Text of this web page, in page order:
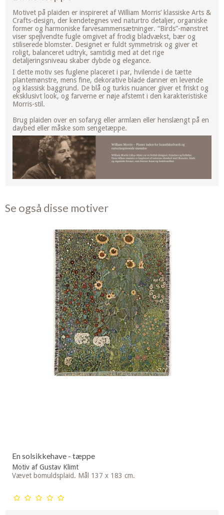
Motivet på plaiden er inspireret af William Morris’ klassiske Arts &
Crafts-design, der kendetegnes ved naturtro detaljer, organiske
former og harmoniske farvesammensætninger. “Birds”-mønstret
viser spejlvendte fugle omgivet af frodig bladvækst, bær og
stiliserede blomster. Designet er fuldt symmetrisk og giver et
roligt, balanceret udtryk, samtidig med at det rige
detaljeringsniveau skaber dybde og elegance.
I dette motiv ses fuglene placeret i par, hvilende i de tætte
plantemønstre, mens fine, dekorative blade danner en levende
og klassisk baggrund. De blå og turkis nuancer giver et friskt og
eksklusivt look, og farverne er nøje afstemt i den karakteristiske
Morris-stil.
Brug plaiden over en sofaryg eller armlæn eller henslængt på en
daybed eller måske som sengetæppe.
Se også disse motiver
En solsikkehave - tæppe
Motiv af Gustav Klimt
Vævet bomuldsplaid. Mål 137 x 183 cm.